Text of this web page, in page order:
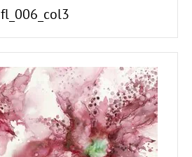
fl_006_col3